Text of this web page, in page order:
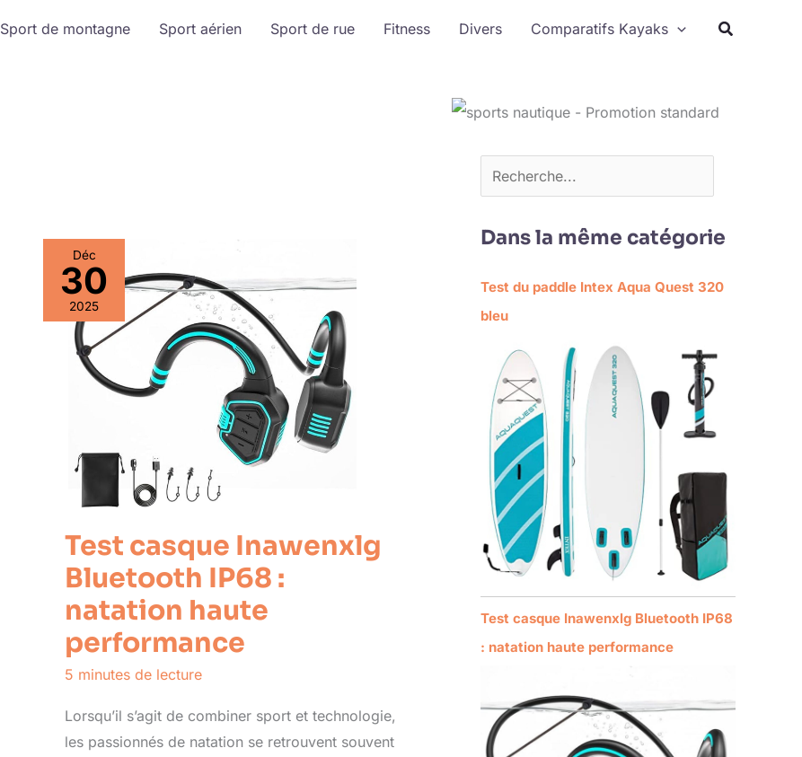
Sport de montagne Sport aérien Sport de rue Fitness Divers Comparatifs Kayaks
Déc
30
2025
Test casque Inawenxlg
Bluetooth IP68 :
natation haute
performance
5 minutes de lecture
Lorsqu’il s’agit de combiner sport et technologie,
les passionnés de natation se retrouvent souvent
Dans la même catégorie
Test du paddle Intex Aqua Quest 320
bleu
Test casque Inawenxlg Bluetooth IP68
: natation haute performance